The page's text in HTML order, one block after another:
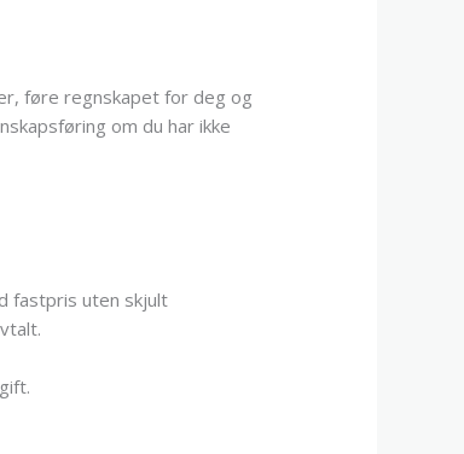
føre regnskapet for deg og
om du har ikke
fastpris uten skjult